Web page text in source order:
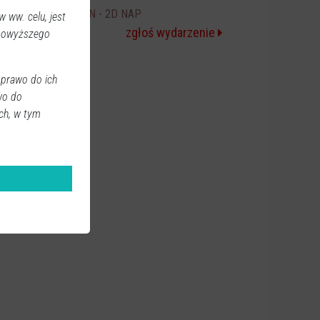
20:30 ICE CREAM MAN - 2D NAP
zgłoś wydarzenie
ww. celu, jest
do ich
do
w tym